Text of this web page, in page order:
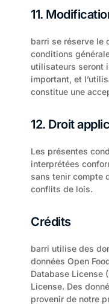
11.
barri se réserve le
conditions
utilisateurs seront
important, et
constitue une
12. Droit
Les présentes
interprétées
sans tenir compte
conflits de lois.
Crédits
barri utilise des
données Open
Database License
License. Des
provenir de notre